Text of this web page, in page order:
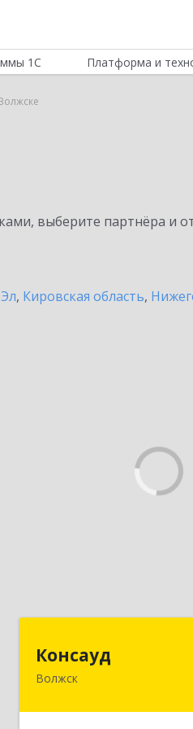
1С Платформа и
выберите партнёра и
, Кировская область,
Консауд
Волжск425005, Марий Эл